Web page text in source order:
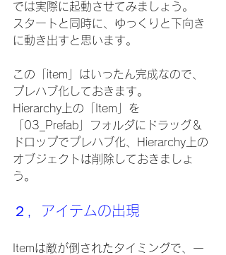
では実際に起動させてみましょう。
スタートと同時に、ゆっくりと下向き
に動き出すと思います。
この「item」はいったん完成なので、
プレハブ化しておきます。
Hierarchy上の「Item」を
「03_Prefab」フォルダにドラッグ＆
ドロップでプレハブ化、Hierarchy上の
オブジェクトは削除しておきましょ
う。
２，アイテムの出現
Itemは敵が倒されたタイミングで、一